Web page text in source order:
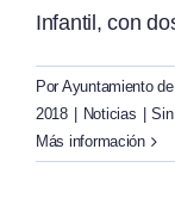
Infantil, con
Por Ayuntamiento
2018
Noticias
Más información